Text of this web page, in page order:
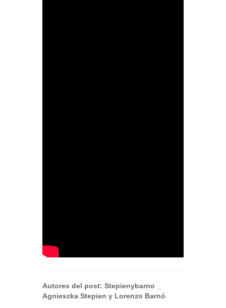
Autores del post: Stepienybarno
Agnieszka Stepien y Lorenzo Barnó